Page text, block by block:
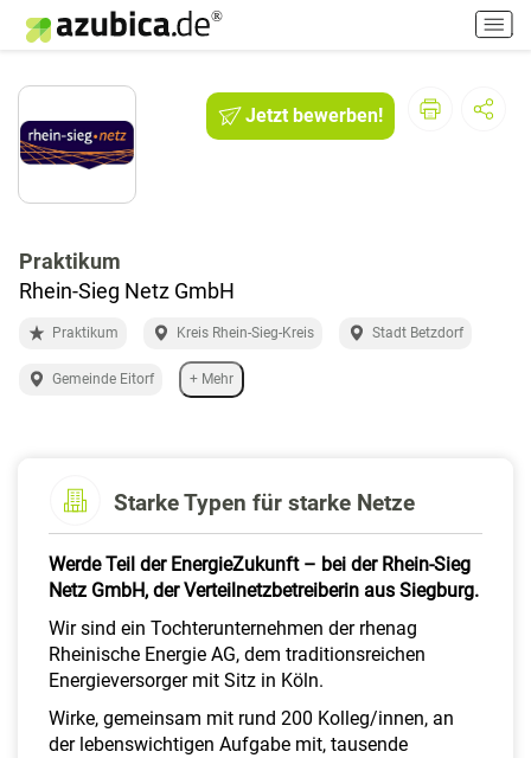
H
a
p
a
t
Jetzt bewerben!
Praktikum
Rhein-Sieg Netz GmbH
Praktikum Kreis Rhein-Sieg-Kreis Stadt Betzdorf
Gemeinde Eitorf + Mehr
Starke Typen für starke Netze
Werde Teil der EnergieZukunft – bei der Rhein-Sieg
Netz GmbH, der Verteilnetzbetreiberin aus Siegburg.
Wir sind ein Tochterunternehmen der rhenag
Rheinische Energie AG, dem traditionsreichen
Energieversorger mit Sitz in Köln.
Wirke, gemeinsam mit rund 200 Kolleg/innen, an
der lebenswichtigen Aufgabe mit, tausende